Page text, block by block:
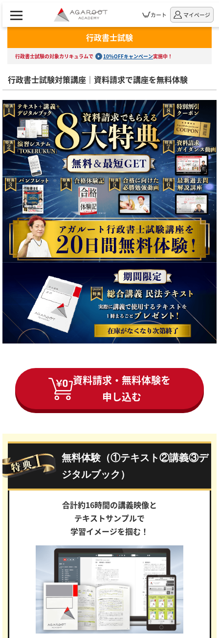
カート マイページ
行政書士試験
行政書士試験の対象カリキュラムで 10%OFFキャンペーン実施中！
行政書士試験対策講座｜資料請求で講座を無料体験
資料請求・無料体験を
申し込む
無料体験（①テキスト②講義③デ
ジタルブック）
合計約16時間の講義映像と
テキストサンプルで
学習イメージを掴む！